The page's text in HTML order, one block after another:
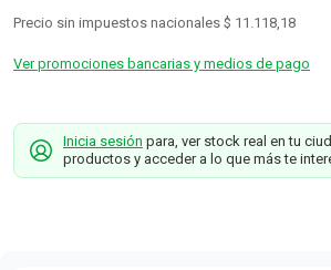
Precio sin impuestos nacionales $ 11.118,18
Ver promociones bancarias y medios de pago
Inicia sesión para, ver stock real en tu
productos y acceder a lo que más te